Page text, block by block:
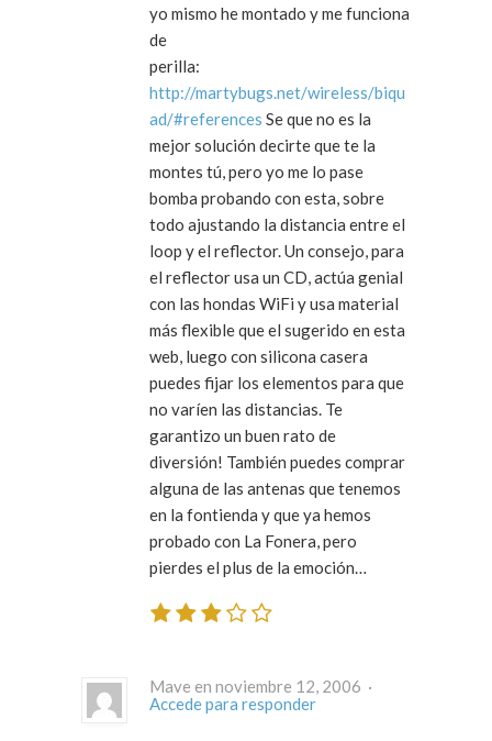
yo mismo he montado y me funciona
de
perilla:
http://martybugs.net/wireless/biqu
ad/#references Se que no es la
mejor solución decirte que te la
montes tú, pero yo me lo pase
bomba probando con esta, sobre
todo ajustando la distancia entre el
loop y el reflector. Un consejo, para
el reflector usa un CD, actúa genial
con las hondas WiFi y usa material
más flexible que el sugerido en esta
web, luego con silicona casera
puedes fijar los elementos para que
no varíen las distancias. Te
garantizo un buen rato de
diversión! También puedes comprar
alguna de las antenas que tenemos
en la fontienda y que ya hemos
probado con La Fonera, pero
pierdes el plus de la emoción…
Mave en noviembre 12, 2006 ·
Accede para responder